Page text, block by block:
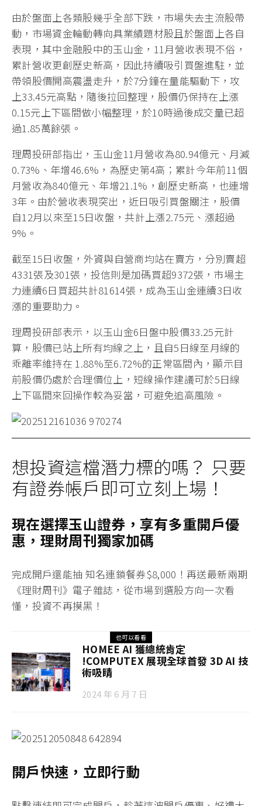
由於盤面上各類股幾乎全部下跌，市場失去主流股帶
動，市場資金輪動轉向具業績題材股且於盤面上各自
表現，其中金融股中的玉山金，11月營收表現不俗，
累計營收更創歷史新高，因此持續吸引買盤進駐，並
帶領股價開高震盪走升，於7分鐘在量能驅動下，攻
上33.45元高點，隨後拉回整理，股價仍保持在上漲
0.15元上下區間做小幅整理，於10時過後成交量已超
過1.85萬餘張。
理周投研部指出，玉山金11月營收為80.94億元、月減
0.73%、年增46.6%，為歷史第4高；累計今年前11個
月營收為840億元、年增21.1%，創歷史新高，也連增
3年。由於營收表現突出，近日吸引買盤關注，股價
自12月以來至15日收盤，共計上漲2.75元、漲超過
9%。
截至15日收盤，外資與自營商均站在賣方，分別賣超
4331張及301張，投信則是加碼買超9372張，市場主
力連續6日買超共計81614張，成為玉山金連續3日收
漲的重要助力。
理周投研部表示，以玉山金6日盤中股價33.25元計
算，股價已站上所有均線之上，且自5日線至月線的
乖離率維持在 1.88%至6.72%的正常區間內，顯示目
前股價仍處於合理價位上，短線操作建議可於5日線
上下區間來回操作較為妥當，可避免追高風險。
想投資這檔潛力標的嗎？ 只要
有證券帳戶即可立刻上場！
現在選擇玉山證券，享有多重開戶優
惠，理財周刊獨家加碼
完成開戶還能抽 知名連鎖餐券$8,000！再送最新兩期
《理財周刊》電子雜誌 ，從市場到選股方向一次看
懂，投資不再摸黑！
也可以看看
HOMEE AI 獲總統肯定
!COMPUTEX 展現全球首發 3D AI 技
術吸睛
2024 年 6 月 7 日
開戶快速，立即行動